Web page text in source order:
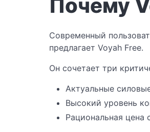
Почему
Современный
предлагает Voyah Free.
Он сочетает три
Актуальные
Высокий уровень
Рациональная